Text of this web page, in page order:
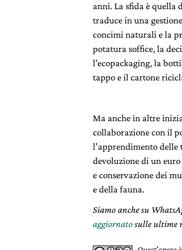
anni. La sfida è quella
traduce in una
concimi naturali e la
potatura soffice, la
l’ecopackaging, la
tappo e il cartone
Ma anche in altre
collaborazione con il
l’apprendimento delle
devoluzione di un
e conservazione dei
e della fauna.
Siamo anche su
aggiornatosulle ultime